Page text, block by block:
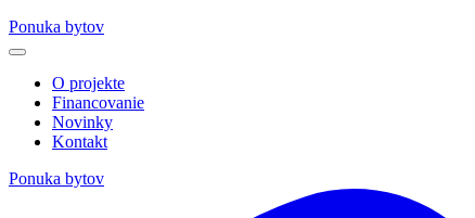
Ponuka bytov
O projekte
Financovanie
Novinky
Kontakt
Ponuka bytov